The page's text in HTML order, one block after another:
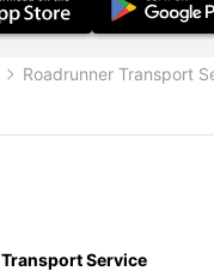
Roadrunner Transport
Service